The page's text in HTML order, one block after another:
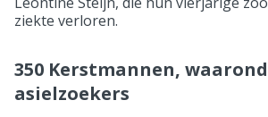
ziekte verloren.
350 Kerstmannen,
asielzoekers